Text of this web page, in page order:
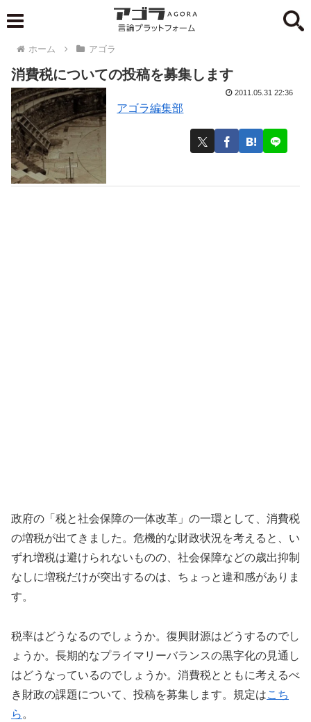
ホーム アゴラ
消費税についての投稿を募集します
アゴラ編集部
2011.05.31 22:36
政府の「税と社会保障の一体改革」の一環として、消費税
の増税が出てきました。危機的な財政状況を考えると、い
ずれ増税は避けられないものの、社会保障などの歳出抑制
なしに増税だけが突出するのは、ちょっと違和感がありま
す。
税率はどうなるのでしょうか。復興財源はどうするのでし
ょうか。長期的なプライマリーバランスの黒字化の見通し
はどうなっているのでしょうか。消費税とともに考えるべ
き財政の課題について、投稿を募集します。規定はこち
ら 。